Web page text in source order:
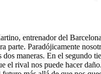
entrenador del
Paradójicamente
maneras. En el
el rival nos puede hacer